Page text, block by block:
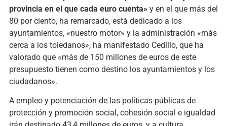
provincia en el que cada euro cuenta»y en el que más del
80 por ciento, ha remarcado, está dedicado a los
ayuntamientos, «nuestro motor» y la administración «más
cerca a los toledanos», ha manifestado Cedillo, que ha
valorado que «más de 150 millones de euros de este
presupuesto tienen como destino los ayuntamientos y los
ciudadanos».
A empleo y potenciación de las políticas públicas de
protección y promoción social, cohesión social e igualdad